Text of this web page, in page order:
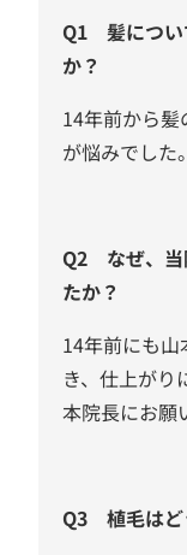
Q1 髪につ
か？
14年前から
が悩みでした。
Q2 なぜ、当
たか？
14年前にも
き、仕上がり
本院長にお願
Q3 植毛はど